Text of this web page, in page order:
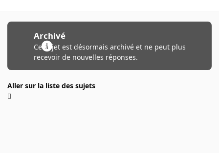
Archivé
Ce sujet est désormais archivé et ne peut plus
recevoir de nouvelles réponses.
Aller sur la liste des sujets